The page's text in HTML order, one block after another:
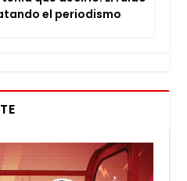
el perio­dis­mo